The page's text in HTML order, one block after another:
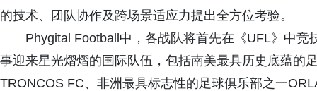
的技术、团队协作及跨场景适应力提出全方位考验。
Phygital Football中，各战队将首先在《UFL》中
事迎来星光熠熠的国际队伍，包括南美最具历史底蕴的
TRONCOS FC、非洲最具标志性的足球俱乐部之一